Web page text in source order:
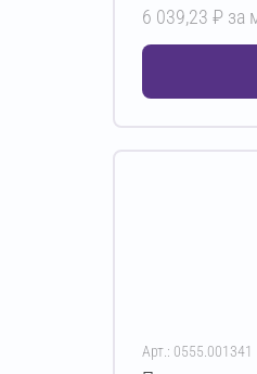
6 039,23 ₽ за
Арт.: 0555.001341